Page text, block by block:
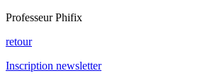
Professeur Phifix
retour
Inscription newsletter